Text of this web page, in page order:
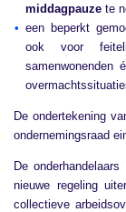
middagpauze te
een beperkt
ook voor
samenwonenden
De ondertekening
ondernemingsraad
De
nieuwe regeling
collectieve